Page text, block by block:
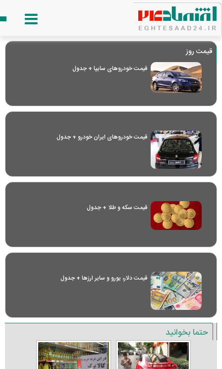
قیمت روز
قیمت خودرو‌های سایپا + جدول
قیمت خودرو‌های ایران خودرو + جدول
قیمت سکه و طلا + جدول
قیمت دلار، یورو و سایر ارز‌ها + جدول
حتما بخوانید